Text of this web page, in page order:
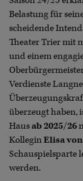
Belastung für
scheidende
Theater Trier mit
und einem
Verdienste
überzeugt haben,
Hausab 2025/26
KolleginElisa
Schauspielsparte
werden.